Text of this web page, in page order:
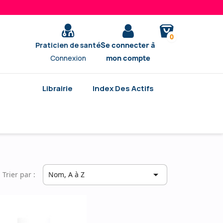
Praticien de santé
Connexion
Se connecter à
mon compte
0
Librairie Index Des Actifs
Trier par : Nom, A à Z 